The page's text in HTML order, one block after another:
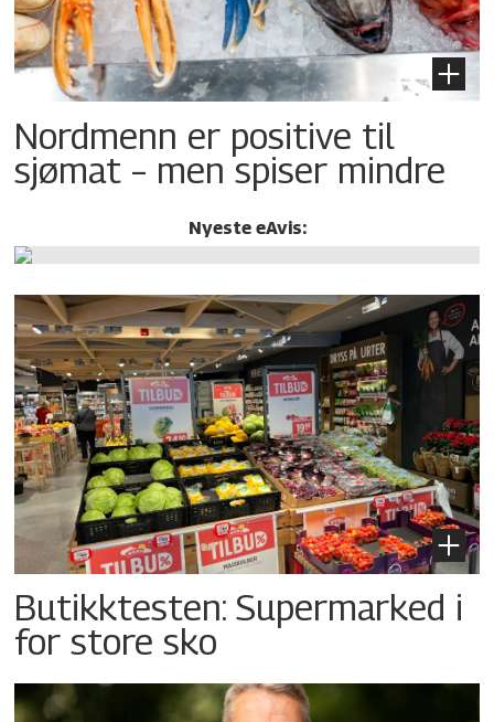
Nordmenn er positive til
sjømat – men spiser mindre
Nyeste eAvis:
Butikktesten: Supermarked i
for store sko